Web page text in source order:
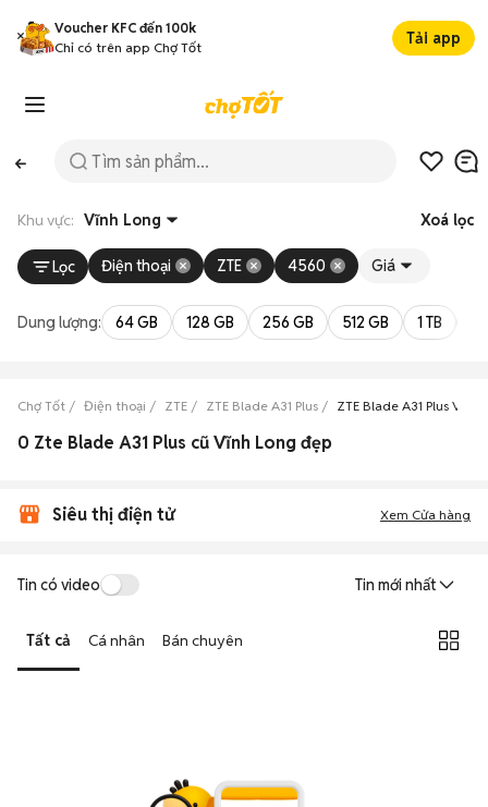
Voucher KFC đến 100k
Chỉ có trên app Chợ Tốt
Tải app
Khu vực: Vĩnh Long Xoá lọc
Lọc Điện thoại ZTE 4560 Giá
Dung lượng: 64 GB 128 GB 256 GB 512 GB 1 TB
Chợ Tốt Điện thoại ZTE ZTE Blade A31 Plus ZTE Blade A31 Plus Vĩnh
0 Zte Blade A31 Plus cũ Vĩnh Long đẹp
Siêu thị điện tử Xem Cửa hàng
Tin có video Tin mới nhất
Tất cả Cá nhân Bán chuyên